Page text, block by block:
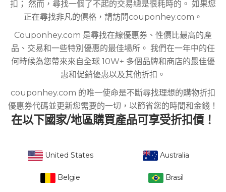
扣； 然而，尋找一個了不起的交易總是很耗時的。 如果您
正在尋找非凡的價格，請訪問couponhey.com。
Couponhey.com 是尋找在線優惠券、性價比最高的產
品、交易和一些特別優惠的最佳場所。 我們在一年中的任
何時候為您帶來來自全球 10W+ 多個品牌和商店的最佳優
惠和促銷優惠以及其他折扣。
couponhey.com 的唯一使命是不斷尋找理想的購物折扣
優惠券代碼並更新您需要的一切，以節省您的時間和金錢！
在以下國家/地區購買產品可享受折扣價！
United States Australia
Belgie Brasil